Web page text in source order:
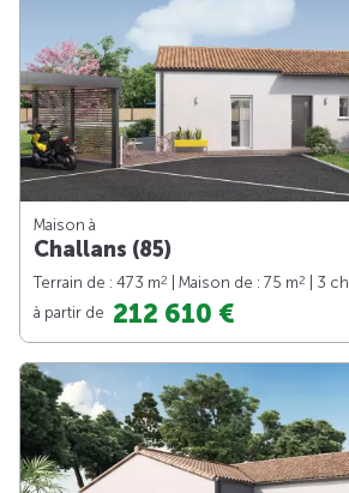
Maison à
Challans (85)
Terrain de : 473 m2 | Maison de : 75 m2
| 3 ch.
à partir de 212 610 €